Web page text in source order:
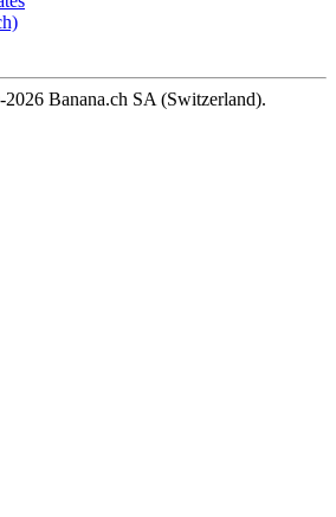
Banana.ch SA (Switzerland).